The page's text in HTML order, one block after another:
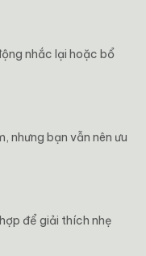
nhắc lại hoặc bổ
nhưng bạn vẫn nên ưu
để giải thích nhẹ